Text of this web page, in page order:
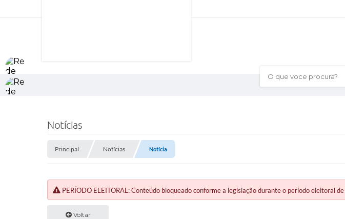
O que voce procura?
Notícias
Principal Notícias Notícia
PERÍODO ELEITORAL: Conteúdo bloqueado conforme a legislação durante o período eleitoral de
Voltar